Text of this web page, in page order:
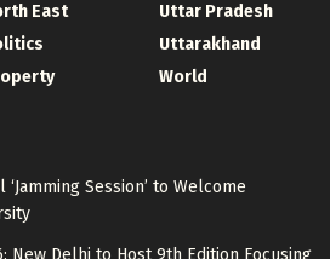
East
Uttar Pradesh
Uttarakhand
World
Session’ to Welcome